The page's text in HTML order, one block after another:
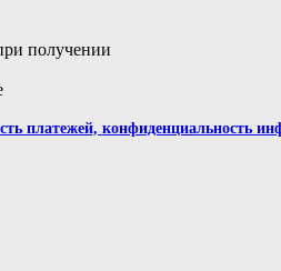
получении
платежей, конфиденциальность